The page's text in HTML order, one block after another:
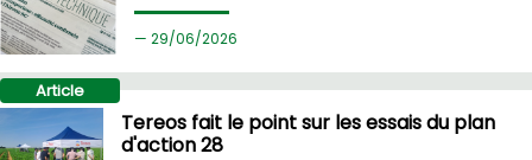
29/06/2026
Article
Tereos fait le point sur les essais du plan
d'action 28